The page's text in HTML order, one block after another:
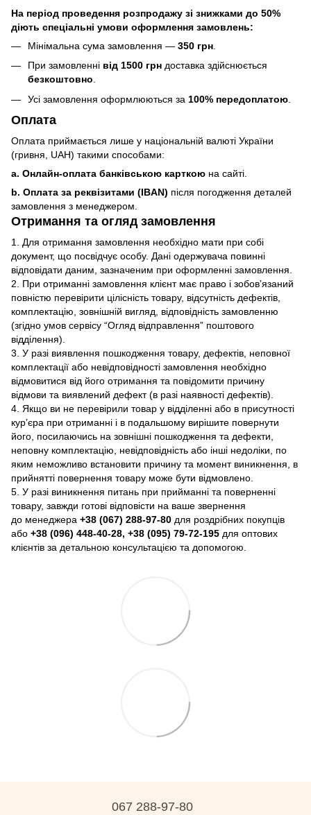
На період проведення розпродажу зі знижками до 50%
діють спеціальні умови оформлення замовлень:
Мінімальна сума замовлення — 350 грн
При замовленні від 1500 грн доставка здійснюється
безкоштовно.
Усі замовлення оформлюються за 100% передоплатою
Оплата
Оплата приймається лише у національній валюті України
(гривня, UAH) такими способами:
a. Онлайн-оплата банківською карткою на сайті.
b. Оплата за реквізитами (IBAN) після погодження деталей
замовлення з менеджером.
Отримання та огляд замовлення
1. Для отримання замовлення необхідно мати при собі
документ, що посвідчує особу. Дані одержувача повинні
відповідати даним, зазначеним при оформленні замовлення.
2. При отриманні замовлення клієнт має право і зобов’язаний
повністю перевірити цілісність товару, відсутність дефектів,
комплектацію, зовнішній вигляд, відповідність замовленню
(згідно умов сервісу “Огляд відправлення” поштового
відділення).
3. У разі виявлення пошкодження товару, дефектів, неповної
комплектації або невідповідності замовлення необхідно
відмовитися від його отримання та повідомити причину
відмови та виявлений дефект (в разі наявності дефектів).
4. Якщо ви не перевірили товар у відділенні або в присутності
кур’єра при отриманні і в подальшому вирішите повернути
його, посилаючись на зовнішні пошкодження та дефекти,
неповну комплектацію, невідповідність або інші недоліки, по
яким неможливо встановити причину та момент виникнення, в
прийнятті повернення товару може бути відмовлено.
5. У разі виникнення питань при прийманні та поверненні
товару, завжди готові відповісти на ваше звернення
до менеджера +38 (067) 288-97-80 для роздрібних покупців
або +38 (096) 448-40-28, +38 (095) 79-72-195 для оптових
клієнтів за детальною консультацією та допомогою.
067 288-97-80